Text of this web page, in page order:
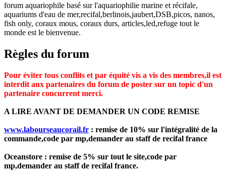
forum aquariophile basé sur l'aquariophilie marine et récifale,
aquariums d'eau de mer,recifal,berlinois,jaubert,DSB,picos, nanos,
fish only, coraux mous, coraux durs, articles,led,refuge tout le
monde est le bienvenue.
Règles du forum
Pour éviter tous conflits et par équité vis a vis des membres,il est
interdit aux partenaires du forum de poster sur un topic d'un
partenaire concurrent merci.
A LIRE AVANT DE DEMANDER UN CODE REMISE
www.labourseaucorail.fr : remise de 10% sur l'intégralité de la
commande,code par mp,demander au staff de recifal france
Oceanstore : remise de 5% sur tout le site,code par
mp,demander au staff de recifal france.